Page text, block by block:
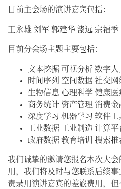
目前主会场的演讲嘉宾包括：
王永雄 刘军 郭建华 漆远 宗福季
目前分会场主题主要包括：
文本挖掘 可视分析 数字人
时间序列 空间数据 社交网
生物信息 心理科学 健康医
商务统计 资产管理 消费金
深度学习 机器学习 软件工
工业数据 工业制造 计算平
政府数据 教育培训 搜索推
我们诚挚的邀请您报名本次大
用，我们将及时与您联系后续
责录用演讲嘉宾的差旅费用，